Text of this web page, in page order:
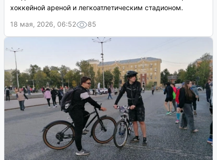
хоккейной ареной и легкоатлетическим стадионом.
18 мая, 2026, 06:52
85